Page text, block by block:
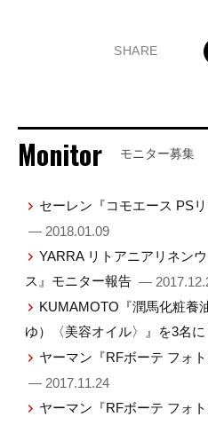
SHARE
Monitor モニター募集
セーレン『コモエース PS
— 2018.01.09
YARRA リトアニアリネン
ス』モニター報告 —
KUMAMOTO『潤馬化粧養
ゆ）〈美容オイル〉』を3名に
ヤーマン『RFボーテ フォ
— 2017.11.24
ヤーマン『RFボーテ フォ